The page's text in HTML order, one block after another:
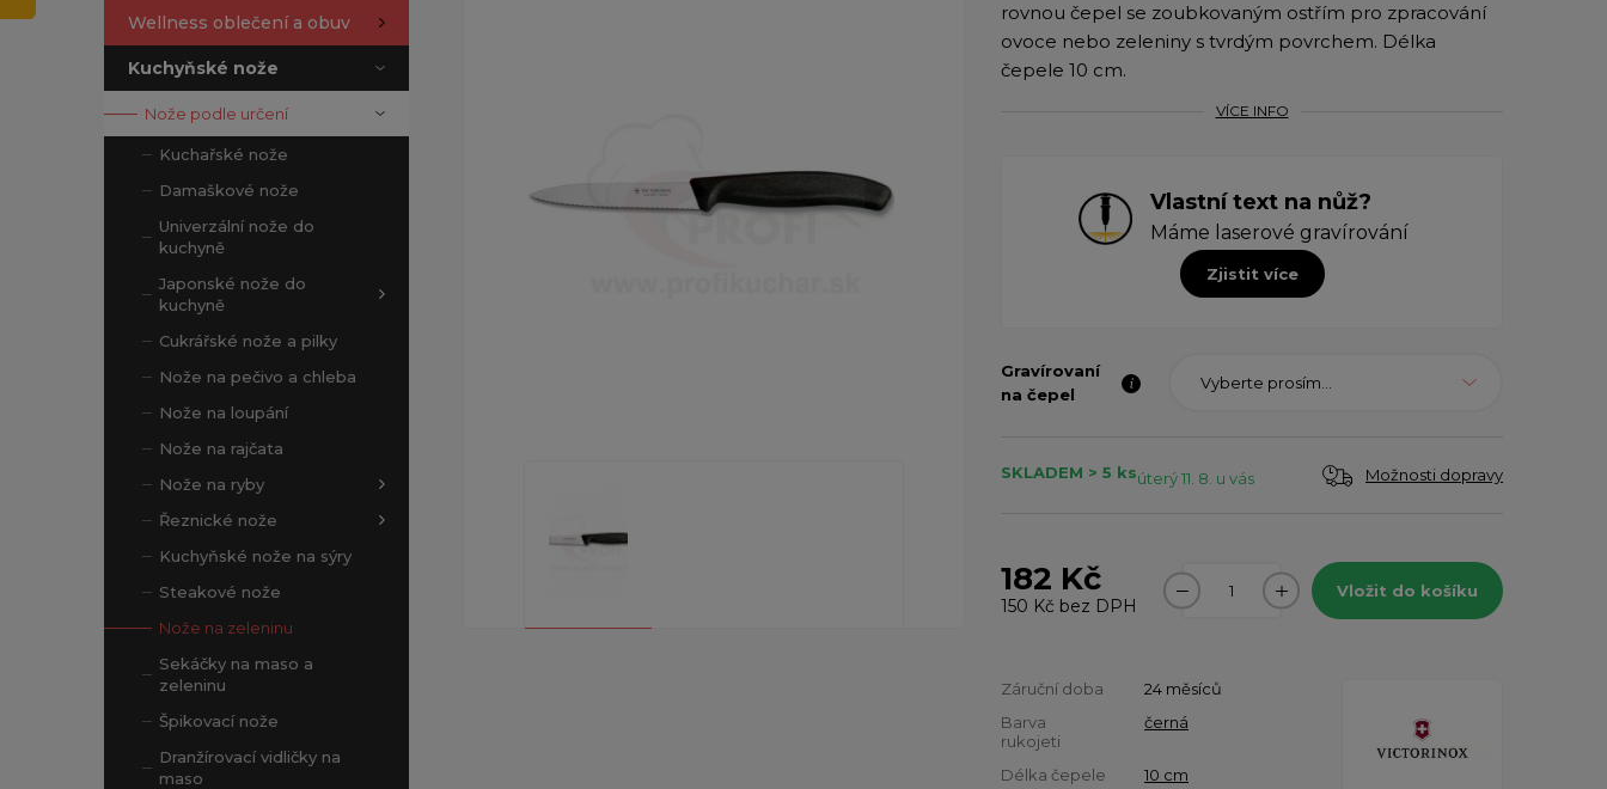
Wellness oblečení a obuv
Kuchyňské nože
Nože podle určení
Kuchařské nože
Damaškové nože
Univerzální nože do
kuchyně
Japonské nože do
kuchyně
Cukrářské nože a pilky
Nože na pečivo a chleba
Nože na loupání
Nože na rajčata
Nože na ryby
Řeznické nože
Kuchyňské nože na sýry
Steakové nože
Nože na zeleninu
Sekáčky na maso a
zeleninu
Špikovací nože
Dranžírovací vidličky na
maso
rovnou čepel se zoubkovaným ostřím pro zpracování
ovoce nebo zeleniny s tvrdým povrchem. Délka
čepele 10 cm.
VÍCE INFO
Vlastní text na nůž?
Máme laserové gravírování
Zjistit více
Gravírovaní
na čepel
Vyberte prosím...
SKLADEM > 5 ksúterý 11. 8. u vás Možnosti dopravy
182 Kč
150 Kč bez DPH
Vložit do košíku
Záruční doba
24 měsíců
Barva
rukojeti
černá
Délka čepele
10 cm